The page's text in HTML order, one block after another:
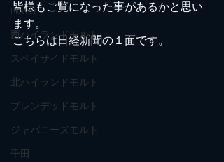
Flower
西ハイランドモルト
スペイサイドモルト
北ハイランドモルト
ブレンデッドモルト
ジャパニーズモルト
千田
皆様もご覧になった事があるかと思い
ます。
こちらは日経新聞の１面です。